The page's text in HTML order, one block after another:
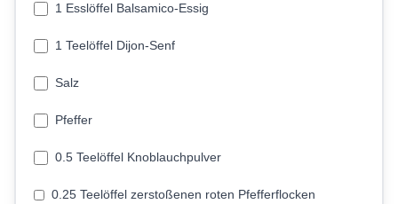
1 Esslöffel Balsamico-Essig
1 Teelöffel Dijon-Senf
Salz
Pfeffer
0.5 Teelöffel Knoblauchpulver
0.25 Teelöffel zerstoßenen roten Pfefferflocken